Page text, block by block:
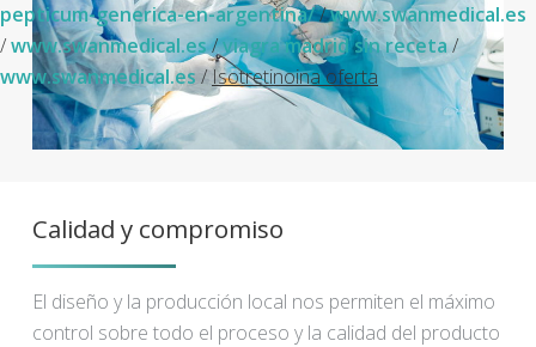
pepticum-generica-en-argentina//www.swanmedical.es
/www.swanmedical.es/viagra madrid sin receta/
www.swanmedical.es/Isotretinoina oferta
Calidad y compromiso
El diseño y la producción local nos permiten el máximo
control sobre todo el proceso y la calidad del producto